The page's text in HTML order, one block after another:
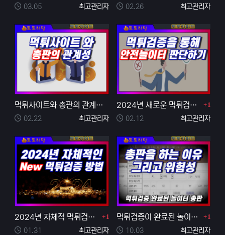
등록자
최고관리자
등록일
03.05 등록자
최고관리자
등록일
02.26
먹튀사이트와 총판의 관계성을 알아보기
등록자
최고관리자
등록일
02.22
2024년 새로운 먹튀검증 방법을 통해 안전놀이터 객관… 댓글
1
등록자
최고관리자
등록일
02.12
2024년 자체적 먹튀검증 방법 4가지 댓글
1
등록자
최고관리자
등록일
01.31
먹튀검증이 완료된 놀이터에서 토토 총판을 하는 이유와 … 댓글
1
등록자
최고관리자
등록일
10.03